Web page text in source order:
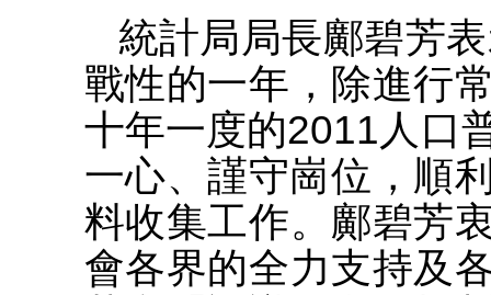
統計局局長鄺碧芳
戰性的一年，除進行
十年一度的2011人口
一心、謹守崗位，順
料收集工作。鄺碧芳
會各界的全力支持及